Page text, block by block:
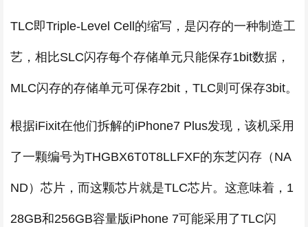
TLC即Triple-Level Cell的缩写，是闪存的一种制造工
艺，相比SLC闪存每个存储单元只能保存1bit数据，
MLC闪存的存储单元可保存2bit，TLC则可保存3bit。
根据iFixit在他们拆解的iPhone7 Plus发现，该机采用
了一颗编号为THGBX6T0T8LLFXF的东芝闪存（NA
ND）芯片，而这颗芯片就是TLC芯片。这意味着，1
28GB和256GB容量版iPhone 7可能采用了TLC闪